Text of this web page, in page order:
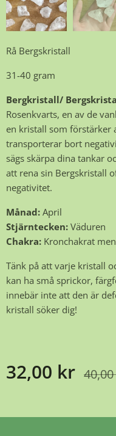
Rå Bergskristall
31-40 gram
Bergkristall/
Rosenkvarts, en av de
en kristall som förstärker
transporterar bort
sägs skärpa dina tankar
att rena sin Bergskristall
negativitet.
Månad: April
Stjärntecken: Väduren
Chakra: Kronchakrat
Tänk på att varje kristall
kan ha små sprickor,
innebär inte att den är
kristall söker dig!
32,00 kr 40,00